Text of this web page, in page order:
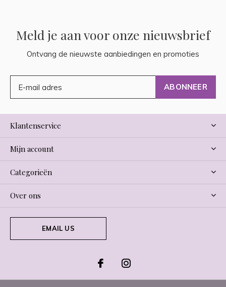
Meld je aan voor onze nieuwsbrief
Ontvang de nieuwste aanbiedingen en promoties
ABONNEER
Klantenservice
Mijn account
Categorieën
Over ons
EMAIL US